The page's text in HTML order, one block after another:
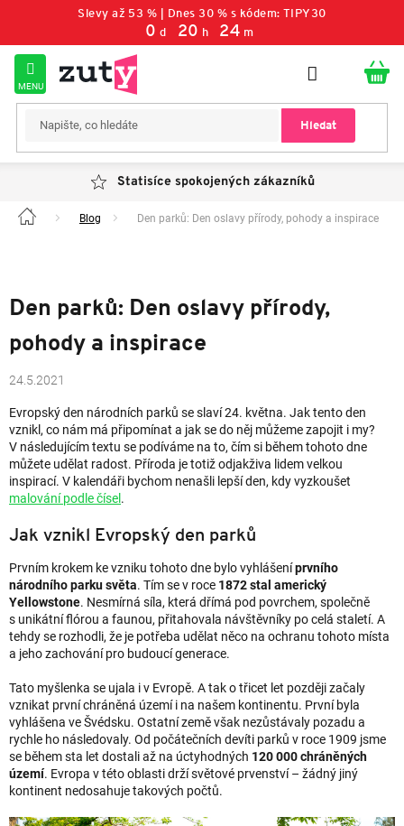
Slevy až 53 % | Dnes 30 % s kódem: TIPY30
0 d 20 h 24 m
Hledat
Statisíce spokojených zákazníků
Domů Blog Den parků: Den oslavy přírody, pohody a inspirace
Den parků: Den oslavy přírody,
pohody a inspirace
24.5.2021
Evropský den národních parků se slaví 24. května. Jak tento den
vznikl, co nám má připomínat a jak se do něj můžeme zapojit i my?
V následujícím textu se podíváme na to, čím si během tohoto dne
můžete udělat radost. Příroda je totiž odjakživa lidem velkou
inspirací. V kalendáři bychom nenašli lepší den, kdy vyzkoušet
malování podle čísel .
Jak vznikl Evropský den parků
Prvním krokem ke vzniku tohoto dne bylo vyhlášeníprvního
národního parku světa. Tím se v roce 1872 stal americký
Yellowstone. Nesmírná síla, která dřímá pod povrchem, společně
s unikátní flórou a faunou, přitahovala návštěvníky po celá staletí. A
tehdy se rozhodli, že je potřeba udělat něco na ochranu tohoto místa
a jeho zachování pro budoucí generace.
Tato myšlenka se ujala i v Evropě. A tak o třicet let později začaly
vznikat první chráněná území i na našem kontinentu. První byla
vyhlášena ve Švédsku. Ostatní země však nezůstávaly pozadu a
rychle ho následovaly. Od počátečních devíti parků v roce 1909 jsme
se během sta let dostali až na úctyhodných 120 000 chráněných
území. Evropa v této oblasti drží světové prvenství – žádný jiný
kontinent nedosahuje takových počtů.